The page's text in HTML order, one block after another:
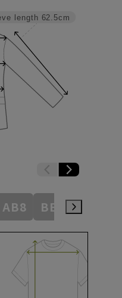
length 62.5cm
AB8 BE3 BE4